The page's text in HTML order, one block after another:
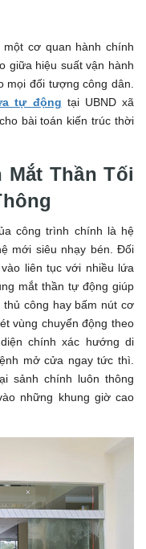
cơ quan hành chính
giữa hiệu suất vận hành
đối tượng công dân.
tự động tại UBND xã
bài toán kiến trúc thời
Mắt Thần Tối
công trình chính là hệ
mới siêu nhạy bén. Đối
liên tục với nhiều lứa
mắt thần tự động giúp
công hay bấm nút cơ
vùng chuyển động theo
chính xác hướng di
mở cửa ngay tức thì.
sảnh chính luôn thông
những khung giờ cao